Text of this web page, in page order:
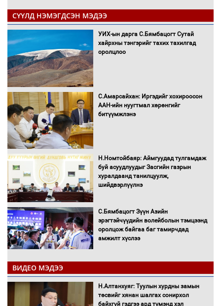
СҮҮЛД НЭМЭГДСЭН МЭДЭЭ
УИХ-ын дарга С.Бямбацогт Сутай
хайрхны тэнгэрийг тахих тахилгад
оролцлоо
С.Амарсайхан: Иргэдийг хохироосон
ААН-ийн нуугтмал хөрөнгийг
битүүмжлэнэ
Н.Номтойбаяр: Аймгуудад тулгамдаж
буй асуудлуудыг Засгийн газрын
хуралдаанд танилцуулж,
шийдвэрлүүлнэ
С.Бямбацогт Зүүн Азийн
эрэгтэйчүүдийн волейболын тэмцээнд
оролцож байгаа баг тамирчдад
амжилт хүслээ
Автобензин, дизель түлшний онцгой
албан татварыг тэглэлээ
ВИДЕО МЭДЭЭ
Н.Алтанхуяг: Туулын хурдны замын
төсвийг хянан шалгах сонирхол
байхгүй гэдгээ ард түмэнд хэл